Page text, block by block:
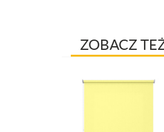
ZOBACZ